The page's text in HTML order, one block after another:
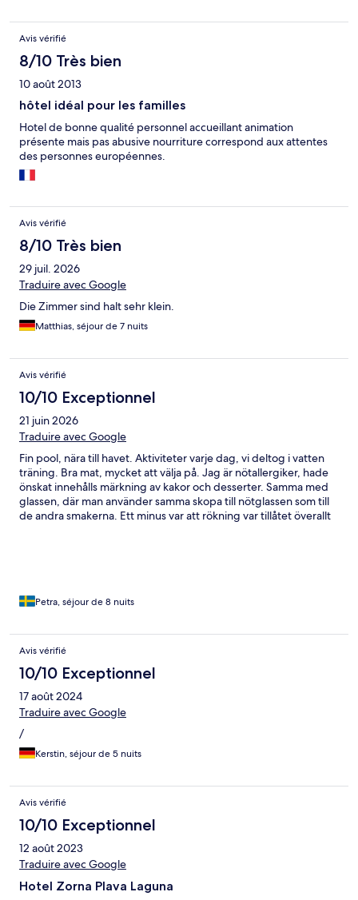
Avis vérifié
8/10 Très bien
10 août 2013
hôtel idéal pour les familles
Hotel de bonne qualité personnel accueillant animation
présente mais pas abusive nourriture correspond aux attentes
des personnes européennes.
Avis vérifié
8/10 Très bien
29 juil. 2026
Traduire avec Google
Die Zimmer sind halt sehr klein.
Matthias, séjour de 7 nuits
Avis vérifié
10/10 Exceptionnel
21 juin 2026
Traduire avec Google
Fin pool, nära till havet. Aktiviteter varje dag, vi deltog i vatten
träning. Bra mat, mycket att välja på. Jag är nötallergiker, hade
önskat innehålls märkning av kakor och desserter. Samma med
glassen, där man använder samma skopa till nötglassen som till
de andra smakerna. Ett minus var att rökning var tillåtet överallt
Petra, séjour de 8 nuits
Avis vérifié
10/10 Exceptionnel
17 août 2024
Traduire avec Google
/
Kerstin, séjour de 5 nuits
Avis vérifié
10/10 Exceptionnel
12 août 2023
Traduire avec Google
Hotel Zorna Plava Laguna